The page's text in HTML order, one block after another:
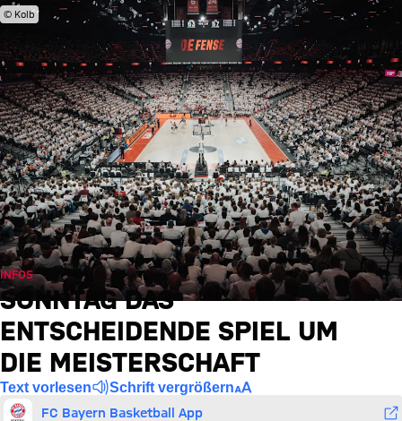
© Kolb
INFOS
SONNTAG DAS
ENTSCHEIDENDE SPIEL UM
DIE MEISTERSCHAFT
Text vorlesen Schrift vergrößern
FC Bayern Basketball App